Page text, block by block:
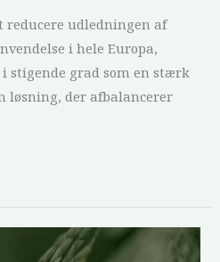
reducere udledningen af
i hele Europa,
stigende grad som en stærk
løsning, der afbalancerer